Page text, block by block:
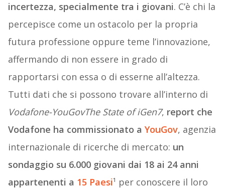
incertezza, specialmente tra i giovani. C’è chi la
percepisce come un ostacolo per la propria
futura professione oppure teme l’innovazione,
affermando di non essere in grado di
rapportarsi con essa o di esserne all’altezza.
Tutti dati che si possono trovare all’interno di
Vodafone-YouGovThe State of iGen7, report che
Vodafone ha commissionato a YouGov, agenzia
internazionale di ricerche di mercato: un
sondaggio su 6.000 giovani dai 18 ai 24 anni
appartenenti a 15 Paesi¹ per conoscere il loro